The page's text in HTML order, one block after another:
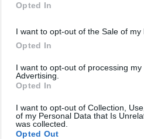
Opted In
I want to opt-out of the Sale of my
Opted In
I want to opt-out of processing
Advertising.
Opted In
I want to opt-out of Collection,
of my Personal Data that Is
was collected.
Opted Out